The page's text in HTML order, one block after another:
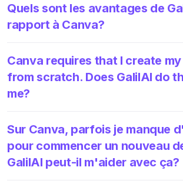
Quels sont les avantages de
rapport à Canva?
Canva requires that I create
from scratch. Does GalilAI do
me?
Sur Canva, parfois je manque
pour commencer un nouveau
GalilAI peut-il m'aider avec ça?